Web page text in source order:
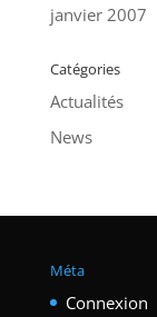
janvier 2007
Catégories
Actualités
News
Méta
Connexion